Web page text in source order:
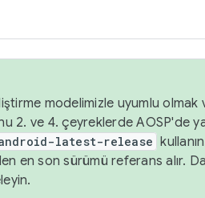
modelimizle uyumlu olmak
2. ve 4. çeyreklerde AOSP'de
latest-release
en son sürümü referans alır.